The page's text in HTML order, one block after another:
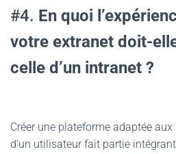
#4. En quoi
votre extranet doit-
celle d’un intranet ?
Créer une plateforme adaptée
d’un utilisateur fait partie